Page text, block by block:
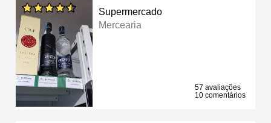
Supermercado
Mercearia
57 avaliações
10 comentários